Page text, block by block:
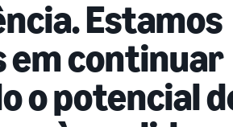
Estamos
em continuar
o potencial